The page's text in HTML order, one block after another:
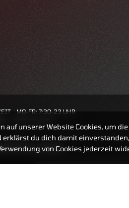
MO-FR: 7:30-23 UHR
auf unserer Website Cookies, um
erklärst du dich damit
von Cookies jederzeit